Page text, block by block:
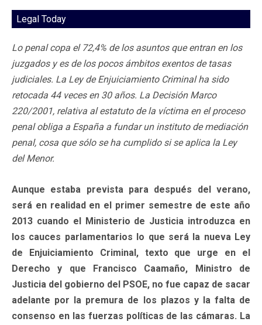
Legal Today
Lo penal copa el 72,4% de los asuntos que entran en los
juzgados y es de los pocos ámbitos exentos de tasas
judiciales. La Ley de Enjuiciamiento Criminal ha sido
retocada 44 veces en 30 años. La Decisión Marco
220/2001, relativa al estatuto de la víctima en el proceso
penal obliga a España a fundar un instituto de mediación
penal, cosa que sólo se ha cumplido si se aplica la Ley
del Menor.
Aunque estaba prevista para después del verano,
será en realidad en el primer semestre de este año
2013 cuando el Ministerio de Justicia introduzca en
los cauces parlamentarios lo que será la nueva Ley
de Enjuiciamiento Criminal, texto que urge en el
Derecho y que Francisco Caamaño, Ministro de
Justicia del gobierno del PSOE, no fue capaz de sacar
adelante por la premura de los plazos y la falta de
consenso en las fuerzas políticas de las cámaras. La